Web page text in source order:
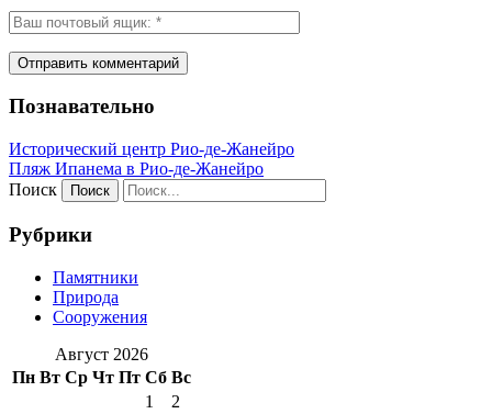
Познавательно
Исторический центр Рио-де-Жанейро
Пляж Ипанема в Рио-де-Жанейро
Поиск
Рубрики
Памятники
Природа
Сооружения
Август 2026
Пн Вт Ср Чт Пт Сб Вс
1
2